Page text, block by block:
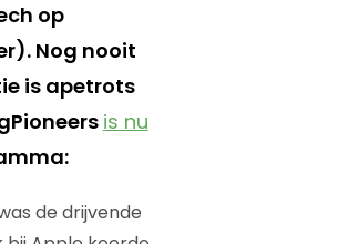
op
Nog nooit
is apetrots
is nu
de drijvende